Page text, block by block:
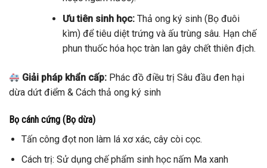
Ưu tiên sinh học:Thả ong ký sinh (Bọ đuôi
kìm) để tiêu diệt trứng và ấu trùng sâu. Hạn chế
phun thuốc hóa học tràn lan gây chết thiên địch.
Giải pháp khẩn cấp: Phác đồ điều trị Sâu đầu đen hại
dừa dứt điểm & Cách thả ong ký sinh
Bọ cánh cứng (Bọ dừa)
Tấn công đọt non làm lá xơ xác, cây còi cọc.
Cách trị: Sử dụng chế phẩm sinh học nấm Ma xanh